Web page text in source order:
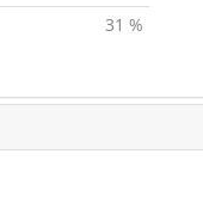
31 %